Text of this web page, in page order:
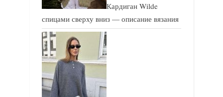
Кардиган Wilde
спицами сверху вниз — описание вязания